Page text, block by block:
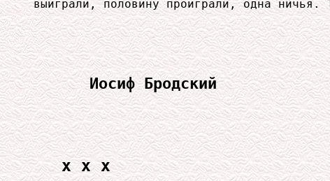
выиграли, половину проиграли, одна
Иосиф Бродский
x x x